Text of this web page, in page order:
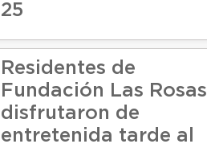
25
Residentes de
Fundación Las Rosas
disfrutaron de
entretenida tarde al